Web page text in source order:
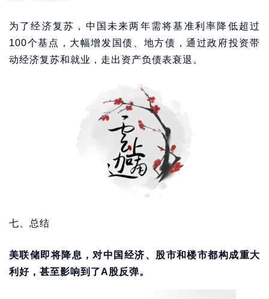
为了经济复苏，中国未来两年需将基准利率降低超过
100个基点，大幅增发国债、地方债，通过政府投资带
动经济复苏和就业，走出资产负债表衰退。
七、总结
美联储即将降息，对中国经济、股市和楼市都构成重大
利好，甚至影响到了A股反弹。